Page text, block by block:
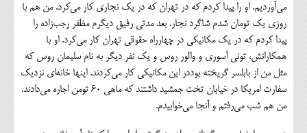
می‌آوردیم. او را پیدا کردم که در تهران که در یک نجاری کار می‌کرد. من هم با
روزی یک تومان شدم شاگرد نجار. بعد مدتی رفیق دیگرم مظفر رجب‌زاده را
پیدا کردم که در یک مکانیکی در چهارراه حقوقی تهران کار می‌کرد. او با
همکارانش، تونی آسوری و والور روس و یک نفر دیگر به نام سلیمان روس که
مثل من از بابلسر گریخته بوددر این مکانیکی کار می‌کردند. اینها خانه‌ای نزدیک
سفارت امریکا در خیابان تخت جمشید داشتند که ماهی ۶۰ تومن اجاره می‌دادند.
من هم شب می‌رفتم و آنجا می‌خوابیدم.